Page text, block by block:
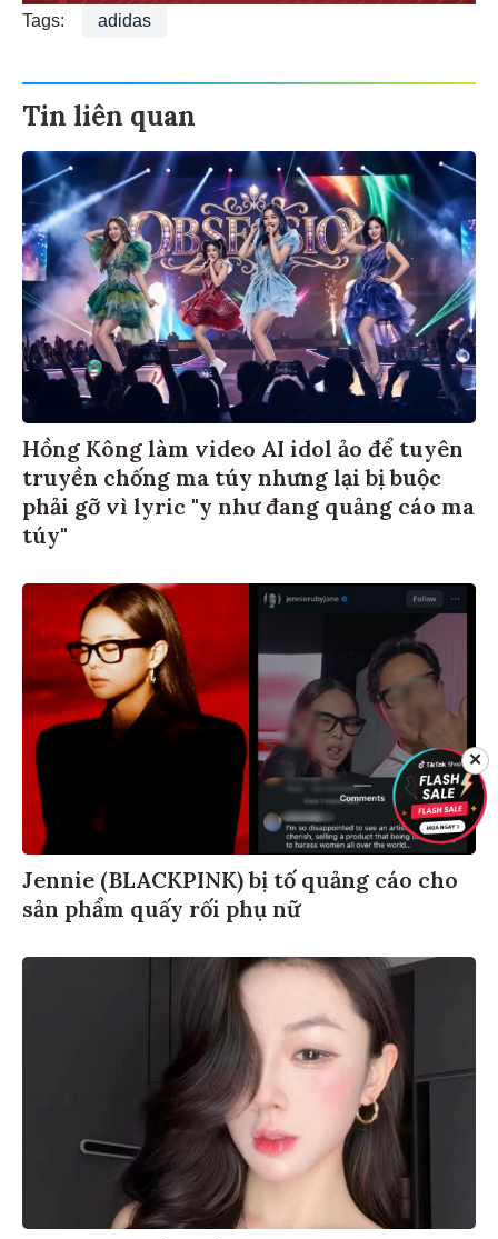
Tags: adidas
Tin liên quan
Hồng Kông làm video AI idol ảo để tuyên
truyền chống ma túy nhưng lại bị buộc
phải gỡ vì lyric "y như đang quảng cáo ma
túy"
Jennie (BLACKPINK) bị tố quảng cáo cho
sản phẩm quấy rối phụ nữ
✕